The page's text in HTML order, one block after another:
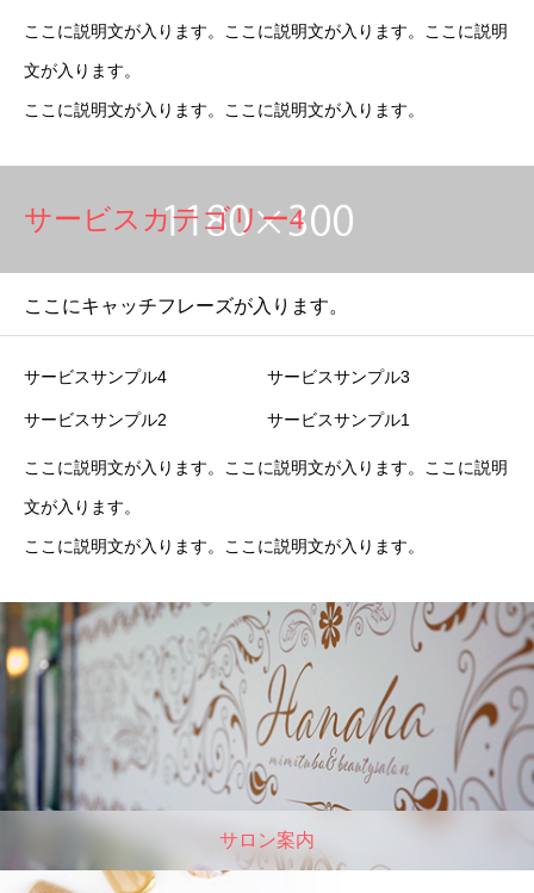
ここに説明文が入ります。ここに説明文が入ります。ここに説明
文が入ります。
ここに説明文が入ります。ここに説明文が入ります。
サービスカテゴリー4
ここにキャッチフレーズが入ります。
サービスサンプル4 サービスサンプル3
サービスサンプル2 サービスサンプル1
ここに説明文が入ります。ここに説明文が入ります。ここに説明
文が入ります。
ここに説明文が入ります。ここに説明文が入ります。
サロン案内